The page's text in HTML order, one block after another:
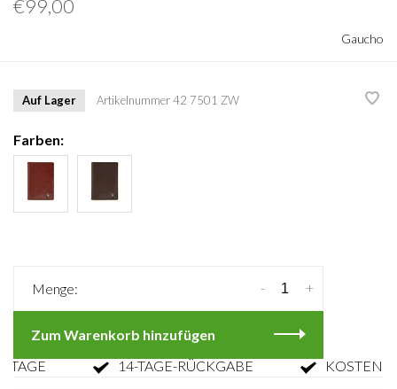
€99,00
Gaucho
Auf Lager Artikelnummer42 7501 ZW
Farben:
Menge: +
-
Zum Warenkorb hinzufügen
14-TAGE-RÜCKGABE KOSTENLOSE